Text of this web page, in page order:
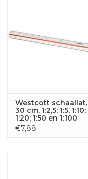
Westcott schaallat,
30 cm, 1:2,5; 1:5, 1:10;
1:20; 1:50 en 1:100
€7,88